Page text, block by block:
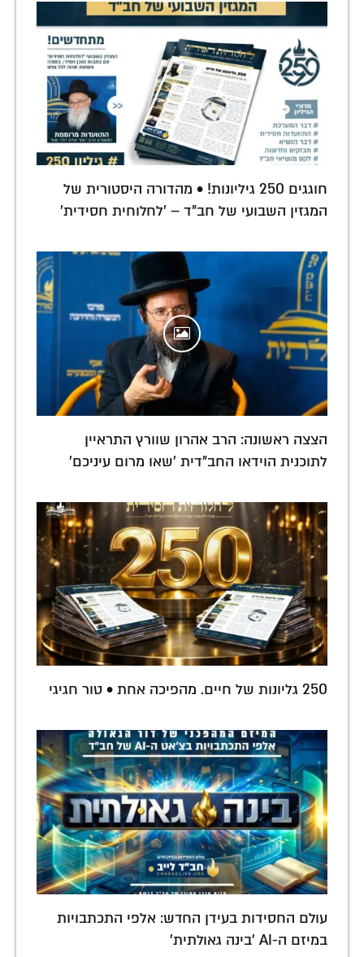
חוגגים 250 גיליונות! • מהדורה היסטורית של
המגזין השבועי של חב"ד – 'לחלוחית חסידית'
הצצה ראשונה: הרב אהרון שוורץ התראיין
לתוכנית הוידאו החב"דית 'שאו מרום עיניכם'
250 גליונות של חיים. מהפיכה אחת • טור חגיגי
עולם החסידות בעידן החדש: אלפי התכתבויות
במיזם ה-AI 'בינה גאולתית'